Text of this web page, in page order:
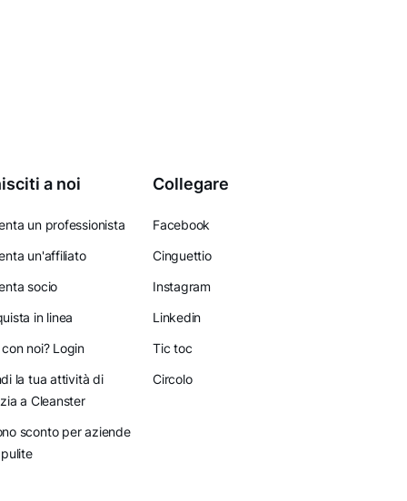
a noi
un professionista
un'affiliato
socio
in linea
con noi? Login
la tua attività di
a Cleanster
sconto per aziende
Collegare
Facebook
Cinguettio
Instagram
Linkedin
Tic toc
Circolo